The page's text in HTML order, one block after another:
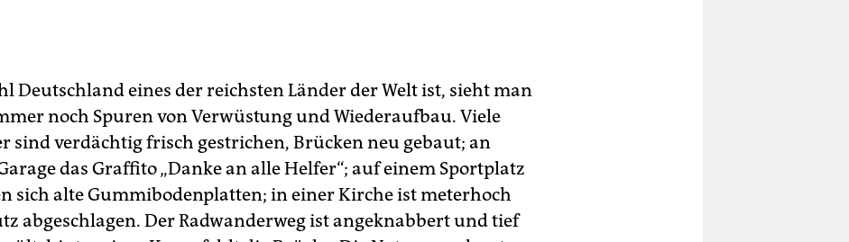
Deutschland eines der reichsten Länder der Welt ist, sieht man
noch Spuren von Verwüstung und Wiederaufbau. Viele
sind verdächtig frisch gestrichen, Brücken neu gebaut; an
das Graffito „Danke an alle Helfer“; auf einem Sportplatz
sich alte Gummibodenplatten; in einer Kirche ist meterhoch
abgeschlagen. Der Radwanderweg ist angeknabbert und tief